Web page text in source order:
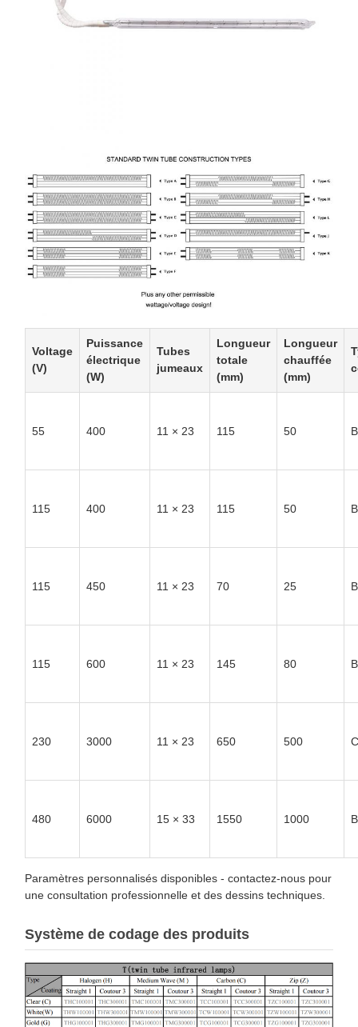
Voltage
(V)
Puissance
électrique
(W)
Tubes
jumeaux
Longueur
totale
(mm)
Longueur
chauffée
(mm)
55 400 11 × 23 115 50
115 400 11 × 23 115 50
115 450 11 × 23 70 25
115 600 11 × 23 145 80
230 3000 11 × 23 650 500 C
480 6000 15 × 33 1550 1000
Paramètres personnalisés disponibles - contactez-nous pour
une consultation professionnelle et des dessins techniques.
Système de codage des produits